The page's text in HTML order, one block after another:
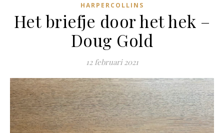
HARPERCOLLINS
Het briefje door het hek –
Doug Gold
12 februari 2021